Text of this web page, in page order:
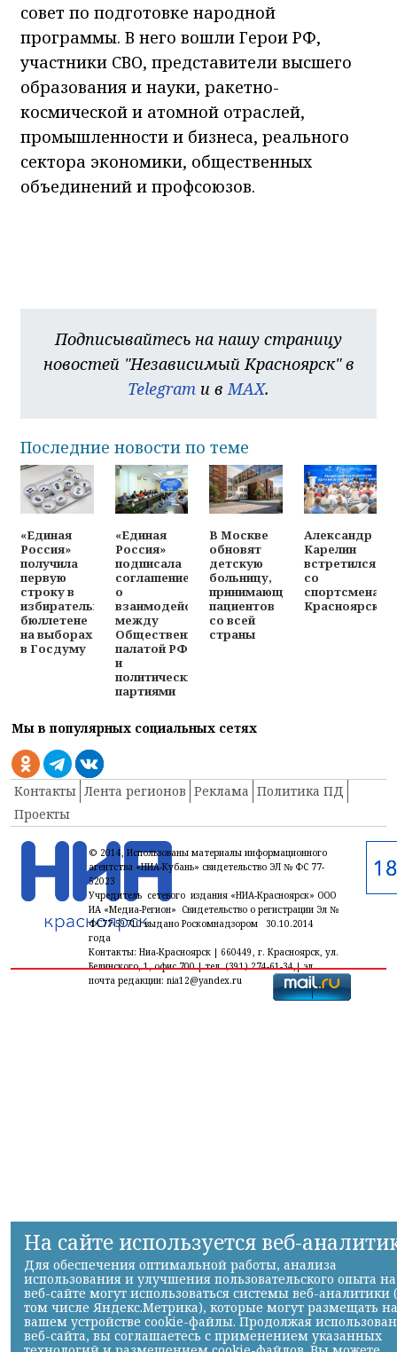
совет по подготовке народной
программы. В него вошли Герои РФ,
участники СВО, представители высшего
образования и науки, ракетно-
космической и атомной отраслей,
промышленности и бизнеса, реального
сектора экономики, общественных
объединений и профсоюзов.
Подписывайтесь на нашу страницу
новостей "Независимый Красноярск" в
Telegram и в MAX.
Последние новости по теме
«Единая
Россия»
получила
первую
строку в
избирательном
бюллетене
на выборах
в Госдуму
«Единая
Россия»
подписала
соглашение
о
взаимодействии
между
Общественной
палатой РФ
и
политическими
партиями
В Москве
обновят
детскую
больницу,
принимающую
пациентов
со всей
страны
Александр
Карелин
встретился
со
спортсменами
Красноярска
Мы в популярных социальных сетях
Контакты Лента регионов Реклама Политика ПД
Проекты
© 2014, Использованы материалы информационного
агентства «НИА-Кубань» свидетельство ЭЛ № ФС 77-
52023
Учредитель сетевого издания «НИА-Красноярск» ООО
ИА «Медиа-Регион» Свидетельство о регистрации Эл №
ФС77-59710 выдано Роскомнадзором 30.10.2014
года
Контакты: Ниа-Красноярск | 660449, г. Красноярск, ул.
Белинского, 1, офис 700 | тел. (391) 274-61-34,| эл.
почта редакции: nia12@yandex.ru
На сайте используется веб-
Для обеспечения оптимальной работы, анализа
использования и улучшения пользовательского опыта на
веб-сайте могут использоваться системы веб-аналитики
том числе Яндекс.Метрика), которые могут размещать на
вашем устройстве cookie-файлы. Продолжая
веб-сайта, вы соглашаетесь с применением указанных